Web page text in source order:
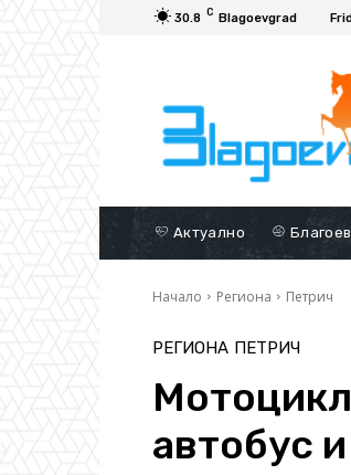
30.8 C Blagoevgrad
Актуално
Начало Региона Петрич
РЕГИОНА ПЕТРИЧ
автобус